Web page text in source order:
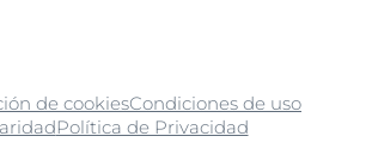
de cookiesCondiciones de uso
Política de Privacidad